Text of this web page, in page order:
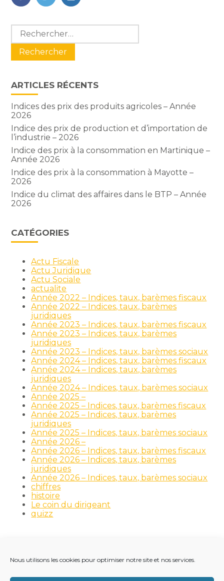
Nous utilisons les cookies pour optimiser notre site et nos services.
FaceBook
TwitterLinkedIn
Blog
sidebar
Rechercher :
ARTICLES RÉCENTS
Indices des prix des produits agricoles – Année
2026
Indice des prix de production et d’importation de
l’industrie – 2026
Indice des prix à la consommation en Martinique –
Année 2026
Indice des prix à la consommation à Mayotte –
2026
Indice du climat des affaires dans le BTP – Année
2026
CATÉGORIES
Actu Fiscale
Actu Juridique
Actu Sociale
actualite
Année 2022 – Indices, taux, barèmes fiscaux
Année 2022 – Indices, taux, barèmes
juridiques
Année 2023 – Indices, taux, barèmes fiscaux
Année 2023 – Indices, taux, barèmes
juridiques
Année 2023 – Indices, taux, barèmes sociaux
Année 2024 – Indices, taux, barèmes fiscaux
Année 2024 – Indices, taux, barèmes
juridiques
Année 2024 – Indices, taux, barèmes sociaux
Année 2025 –
Année 2025 – Indices, taux, barèmes fiscaux
Année 2025 – Indices, taux, barèmes
juridiques
Année 2025 – Indices, taux, barèmes sociaux
Année 2026 –
Année 2026 – Indices, taux, barèmes fiscaux
Année 2026 – Indices, taux, barèmes
juridiques
Année 2026 – Indices, taux, barèmes sociaux
chiffres
histoire
Le coin du dirigeant
quizz
Principale